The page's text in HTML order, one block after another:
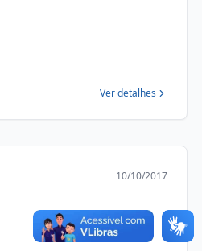
Ver detalhes
10/10/2017